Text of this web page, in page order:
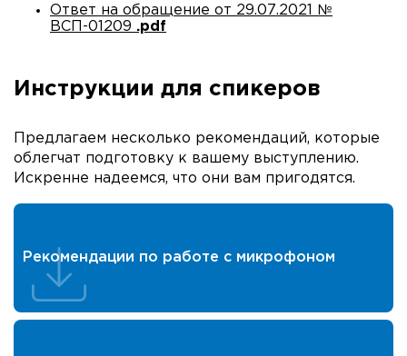
Ответ на обращение от 29.07.2021 №
ВСП-01209 .pdf
Инструкции для спикеров
Предлагаем несколько рекомендаций, которые
облегчат подготовку к вашему выступлению.
Искренне надеемся, что они вам пригодятся.
Рекомендации по работе с микрофоном